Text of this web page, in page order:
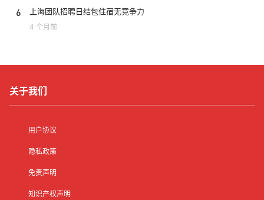
6 上海团队招聘日结包住宿无竞争力
4 个月前
关于我们
用户协议
隐私政策
免责声明
知识产权声明